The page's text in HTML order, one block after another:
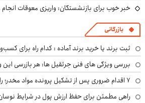
خبر خوب برای بازنشستگان: واریزی معوقات
بازرگانی
ثبت برند یا خرید برند آماده : کدام راه برای
بررسی ویژگی های فنی جرثقیل ها: هر بازرسی این
۷ اقدام ضروری پس از تشکیل پرونده مواد مخدر؛ راهنمای خانواده‌ها
راهی مطمئن برای حفظ ارزش پول در شرایط